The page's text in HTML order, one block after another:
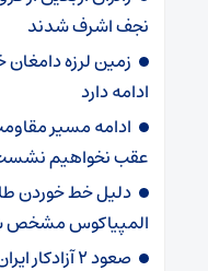
نجف اشرف شدند
زمین لرزه
ادامه دارد
ادامه مسیر
عقب نخواهیم
دلیل خط خوردن
المپیاکوس
صعود ۲